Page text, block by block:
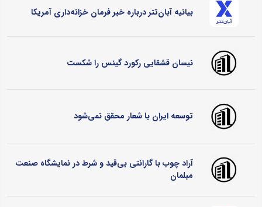
بیانیه آبان‌تتر درباره خبر فرمان خزانه‌داری آمریکا
نیسان قشقایی رکورد گینس را شکست
توسعه ایران با شعار محقق نمی‌شود
آراد چوب با گارانتی بی‌قید و شرط در نمایشگاه صنعت
مبلمان